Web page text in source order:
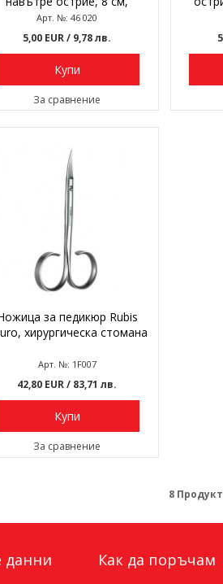
хромирана
Арт. №: 46 020
5,00 EUR/ 9,78 лв.
Купи
За сравнение
за педикюр Rubis
хирургическа стомана
Арт. №: 1F007
42,80 EUR/ 83,71 лв.
Купи
За сравнение
8
данни Как да поръчам